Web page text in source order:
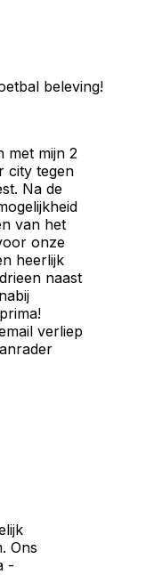
beleving!
met mijn 2
city tegen
Na de
van het
onze
heerlijk
naast
verliep
Ons
-